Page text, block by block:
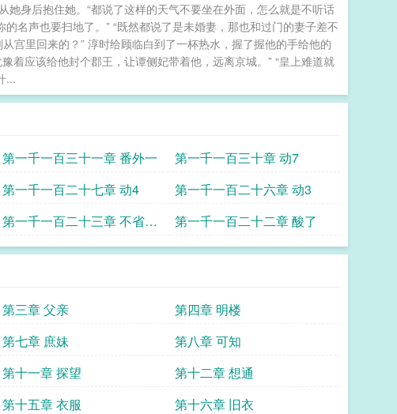
身后抱住她。“都说了这样的天气不要坐在外面，怎么就是不听话
名声也要扫地了。” “既然都说了是未婚妻，那也和过门的妻子差不
宫里回来的？” 淳时给顾临白到了一杯热水，握了握他的手给他的
着应该给他封个郡王，让谭侧妃带着他，远离京城。” “皇上难道就
...
第一千一百三十一章 番外一
第一千一百三十章 动7
第一千一百二十七章 动4
第一千一百二十六章 动3
第一千一百二十三章 不省心
的好朋友
第一千一百二十二章 酸了
第三章 父亲
第四章 明楼
第七章 庶妹
第八章 可知
第十一章 探望
第十二章 想通
第十五章 衣服
第十六章 旧衣